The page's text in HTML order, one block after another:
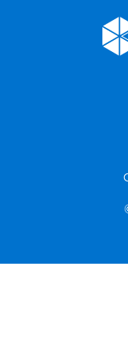
Algemene